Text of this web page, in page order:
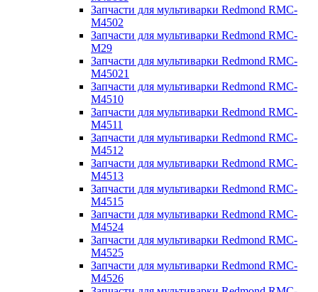
Запчасти для мультиварки Redmond RMC-
M4502
Запчасти для мультиварки Redmond RMC-
M29
Запчасти для мультиварки Redmond RMC-
M45021
Запчасти для мультиварки Redmond RMC-
M4510
Запчасти для мультиварки Redmond RMC-
M4511
Запчасти для мультиварки Redmond RMC-
M4512
Запчасти для мультиварки Redmond RMC-
M4513
Запчасти для мультиварки Redmond RMC-
M4515
Запчасти для мультиварки Redmond RMC-
M4524
Запчасти для мультиварки Redmond RMC-
M4525
Запчасти для мультиварки Redmond RMC-
M4526